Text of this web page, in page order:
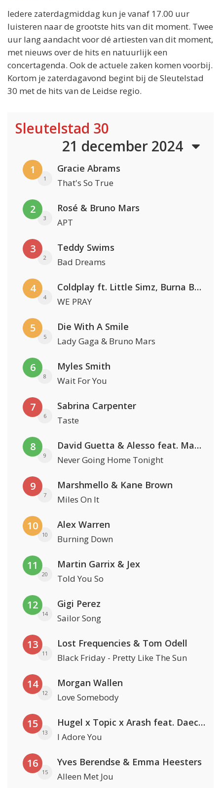
Iedere zaterdagmiddag kun je vanaf 17.00 uur
luisteren naar de grootste hits van dit moment. Twee
uur lang aandacht voor dé artiesten van dit moment,
met nieuws over de hits en natuurlijk een
concertagenda. Ook de actuele zaken komen voorbij.
Kortom je zaterdagavond begint bij de Sleutelstad
30 met de hits van de Leidse regio.
Sleutelstad 30
21 december 2024
1
1
Gracie Abrams
That's So True
2
3
Rosé & Bruno Mars
APT
3
2
Teddy Swims
Bad Dreams
4
4
Coldplay ft. Little Simz, Burna Boy, Elyanna & Tini
WE PRAY
5
5
Die With A Smile
Lady Gaga & Bruno Mars
6
8
Myles Smith
Wait For You
7
6
Sabrina Carpenter
Taste
8
9
David Guetta & Alesso feat. Madison Love
Never Going Home Tonight
9
7
Marshmello & Kane Brown
Miles On It
10
10
Alex Warren
Burning Down
11
20
Martin Garrix & Jex
Told You So
12
14
Gigi Perez
Sailor Song
13
11
Lost Frequencies & Tom Odell
Black Friday - Pretty Like The Sun
14
12
Morgan Wallen
Love Somebody
15
13
Hugel x Topic x Arash feat. Daecolm
I Adore You
16
15
Yves Berendse & Emma Heesters
Alleen Met Jou